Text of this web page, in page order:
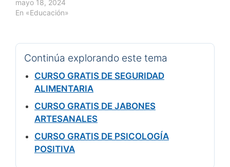
mayo 18, 2024
En «Educación»
Continúa explorando este tema
CURSO GRATIS DE SEGURIDAD
ALIMENTARIA
CURSO GRATIS DE JABONES
ARTESANALES
CURSO GRATIS DE PSICOLOGÍA
POSITIVA